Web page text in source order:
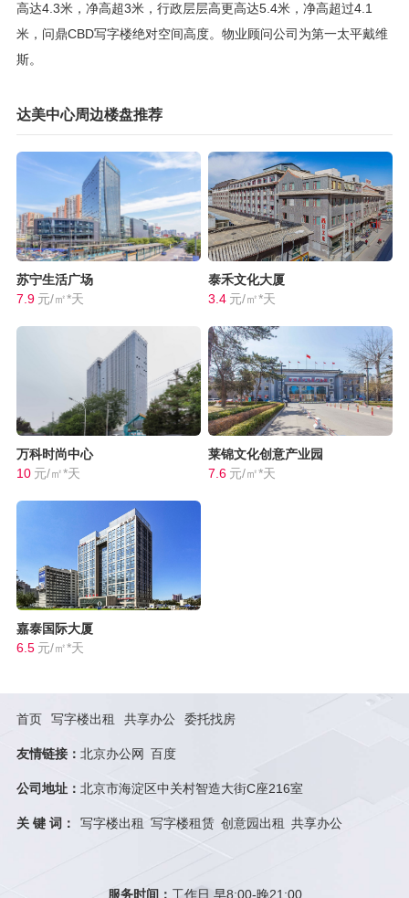
高达4.3米，净高超3米，行政层层高更高达5.4米，净高超过4.1
米，问鼎CBD写字楼绝对空间高度。物业顾问公司为第一太平戴维
斯。
达美中心周边楼盘推荐
苏宁生活广场
7.9 元/㎡*天
泰禾文化大厦
3.4 元/㎡*天
万科时尚中心
10 元/㎡*天
莱锦文化创意产业园
7.6 元/㎡*天
嘉泰国际大厦
6.5 元/㎡*天
首页 写字楼出租 共享办公 委托找房
友情链接： 北京办公网 百度
公司地址： 北京市海淀区中关村智造大街C座216室
关 键 词： 写字楼出租 写字楼租赁 创意园出租 共享办公
服务时间： 工作日 早8:00-晚21:00